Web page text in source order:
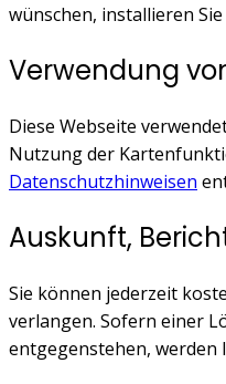
wünschen, installieren
Verwendung
Diese Webseite
Nutzung der
Datenschutzhinweisen
Auskunft,
Sie können jederzeit
verlangen. Sofern einer
entgegenstehen, werden